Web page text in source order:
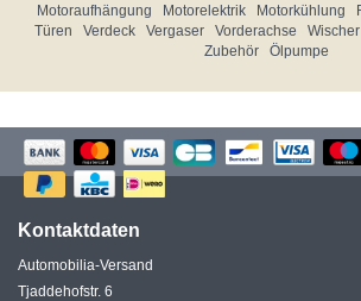
Motoraufhängung
Motorelektrik Motorkühlung
Türen
Verdeck Vergaser Vorderachse Wischer
Zubehör
Ölpumpe
Kontaktdaten
Automobilia-Versand
Tjaddehofstr. 6